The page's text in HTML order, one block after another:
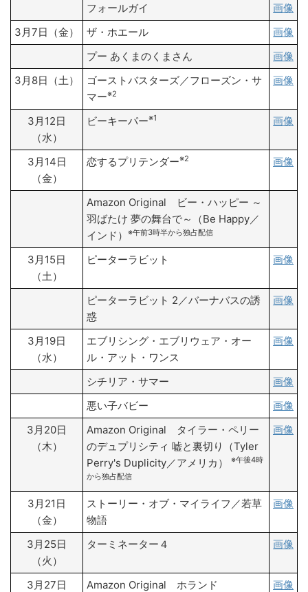
フォールガイ
画像
3月7日（金）
ザ・ホエール
画像
プー あくまのくまさん
画像
3月8日（土）
ゴーストバスターズ／フローズン・サ
マー※2
画像
3月12日
（水）
ビーキーパー※1 画像
3月14日
（金）
恋するプリテンダー※2 画像
Amazon Original ビー・ハッピー ～
羽ばたけ 夢の舞台で～（Be Happy／
インド）
※午前3時半から独占配信
3月15日
（土）
ピーターラビット 画像
ピーターラビット 2／バーナバスの誘
惑
画像
3月19日
（水）
エブリシング・エブリウェア・オー
ル・アット・ワンス
画像
シチリア・サマー
画像
悪い子バビー
画像
3月20日
（木）
Amazon Original タイラー・ペリー
のデュプリシティ 嘘と裏切り（Tyler
Perry's Duplicity／アメリカ）
※午後4時
から独占配信
画像
3月21日
（金）
ストーリー・オブ・マイライフ／若草
物語
画像
3月25日
（火）
ターミネーター４ 画像
3月27日
Amazon Original ホランド
画像